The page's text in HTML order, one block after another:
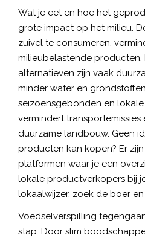
Wat je eet en hoe het
grote impact op het milieu.
zuivel te consumeren,
milieubelastende producten.
alternatieven zijn vaak
minder water en
seizoensgebonden en
vermindert
duurzame landbouw. Geen
producten kan kopen? Er
platformen waar je een
lokale productverkopers bij
lokaalwijzer, zoek de boer
Voedselverspilling
stap. Door slim